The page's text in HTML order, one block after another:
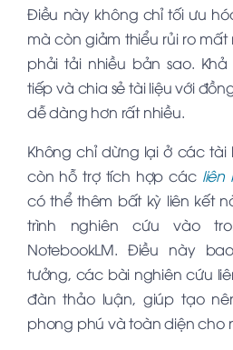
Điều này không chỉ tối ưu
mà còn giảm thiểu rủi ro
phải tải nhiều bản sao.
tiếp và chia sẻ tài liệu với
dễ dàng hơn rất nhiều.
Không chỉ dừng lại ở các tài
còn hỗ trợ tích hợp các liên
có thể thêm bất kỳ liên kết
trình nghiên cứu vào
NotebookLM. Điều này
tưởng, các bài nghiên cứu
đàn thảo luận, giúp tạo
phong phú và toàn diện cho